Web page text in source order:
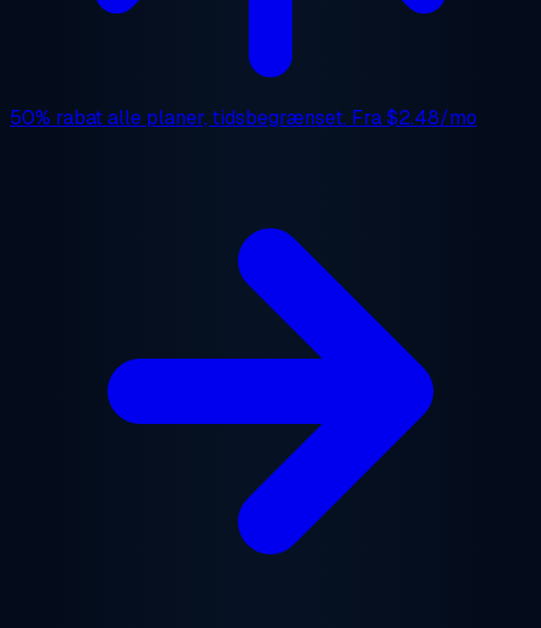
50% rabatalle planer, tidsbegrænset. Fra$2.48/mo